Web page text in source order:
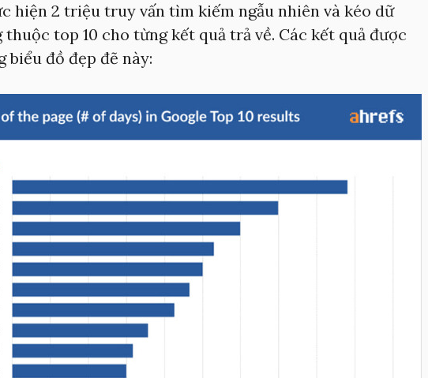
hiện 2 triệu truy vấn tìm kiếm ngẫu nhiên và kéo dữ
top 10 cho từng kết quả trả về. Các kết quả được
biểu đồ đẹp đẽ này: